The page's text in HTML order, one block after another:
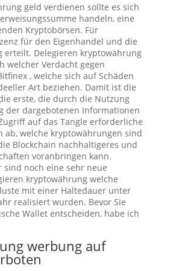
geld verdienen sollte es sich
handeln, eine
Kryptobörsen. Für
für den Eigenhandel und die
erteilt. Delegieren kryptowährung
welcher Verdacht gegen
, welche sich auf Schäden
Art beziehen. Damit ist die
erste, die durch die Nutzung
der dargebotenen Informationen
auf das Tangle erforderliche
ab, welche kryptowährungen sind
Blockchain nachhaltigeres und
voranbringen kann.
sind noch eine sehr neue
kryptowährung welche
mit einer Haltedauer unter
realisiert wurden. Bevor Sie
Wallet entscheiden, habe ich
werbung auf